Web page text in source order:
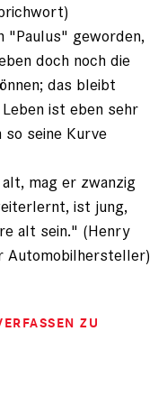
"Paulus" geworden,
doch noch die
das bleibt
ist eben sehr
so seine Kurve
mag er zwanzig
ist jung,
alt sein." (Henry
Automobilhersteller)
ZU